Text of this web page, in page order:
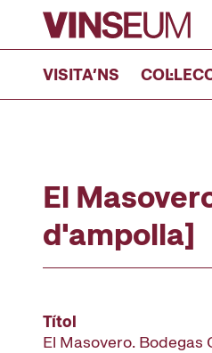
Anar al contingut
VISITA’NS
El
d'ampolla]
Títol
El Masovero. Bodegas